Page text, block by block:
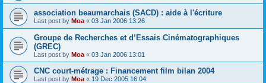
association beaumarchais (SACD) : aide à l'écriture
Last post by Moa « 03 Jan 2006 13:26
Groupe de Recherches et d’Essais Cinématographiques
(GREC)
Last post by Moa « 03 Jan 2006 13:01
CNC court-métrage : Financement film bilan 2004
Last post by Moa « 19 Dec 2005 16:04